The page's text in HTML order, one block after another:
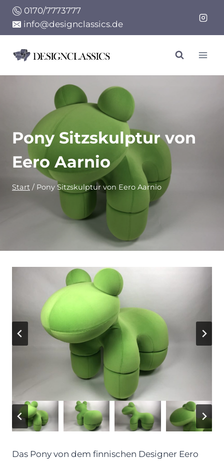
Zum
Inhalt
springen
0170/7773777
info@designclassics.de
Pony Sitzskulptur von
Eero Aarnio
Start / Pony Sitzskulptur von Eero Aarnio
Das Pony von dem finnischen Designer Eero